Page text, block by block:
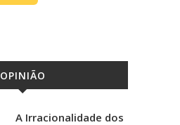
OPINIÃO
A Irracionalidade dos